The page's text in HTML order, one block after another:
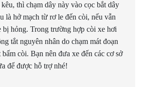
thì chạm dây này vào cọc bắt dây
là hở mạch từ rơ le đến còi, nếu vẫn
bị hỏng. Trong trường hợp còi xe hơi
tắt nguyên nhân do chạm mát đoạn
còi. Bạn nên đưa xe đến các cơ sở
để được hỗ trợ nhé!